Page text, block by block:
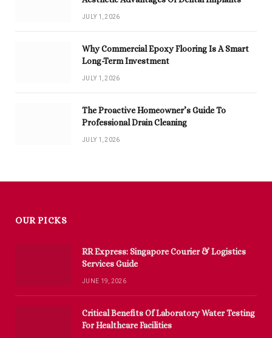
JULY 1, 2026
Why Commercial Epoxy Flooring Is A Smart
Long-Term Investment
JULY 1, 2026
The Proactive Homeowner’s Guide To
Professional Drain Cleaning
JULY 1, 2026
OUR PICKS
RR Express: Singapore Courier & Logistics
Services Guide
JUNE 19, 2026
Critical Benefits Of Laboratory Water Testing
For Healthcare Facilities